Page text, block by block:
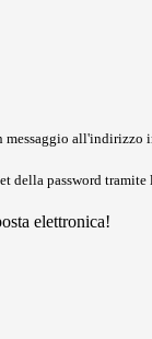
messaggio all'indirizzo
della password tramite
elettronica!